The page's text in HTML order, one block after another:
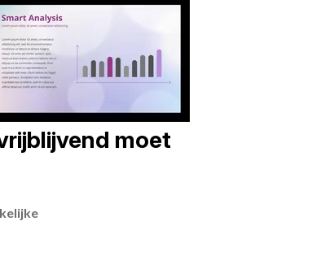
moet